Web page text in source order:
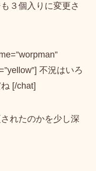
３個入りに変更さ
不況はいろ
[/chat]
れたのかを少し深